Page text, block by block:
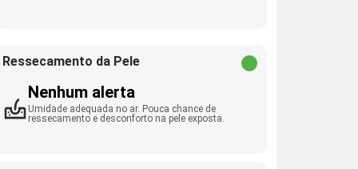
Ressecamento da Pele
Nenhum alerta
Umidade adequada no ar. Pouca chance de
ressecamento e desconforto na pele exposta.